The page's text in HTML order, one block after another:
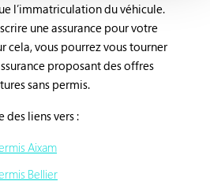
l’immatriculation du véhicule.
une assurance pour votre
cela, vous pourrez vous tourner
proposant des offres
sans permis.
des liens vers :
Aixam
Bellier